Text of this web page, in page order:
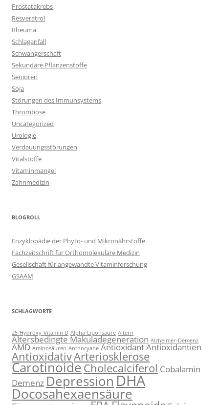
Prostatakrebs
Resveratrol
Rheuma
Schlaganfall
Schwangerschaft
Sekundäre Pflanzenstoffe
Senioren
Soja
Störungen des Immunsystems
Thrombose
Uncategorized
Urologie
Verdauungsstörungen
Vitalstoffe
Vitaminmangel
Zahnmedizin
BLOGROLL
Enzyklopädie der Phyto- und Mikronährstoffe
Fachzeitschrift für Orthomolekulare Medizin
Gesellschaft für angewandte Vitaminforschung
GSAAM
SCHLAGWORTE
25-Hydroxy-Vitamin D Alpha-Liponsäure Altern
Altersbedingte Makuladegeneration Alzheimer-Demenz
AMD Aminosäuren Anthocyane AntioxidantAntioxidantien
AntioxidativArteriosklerose
CarotinoideCholecalciferol Cobalamin
Demenz DepressionDHA
Docosahexaensäure